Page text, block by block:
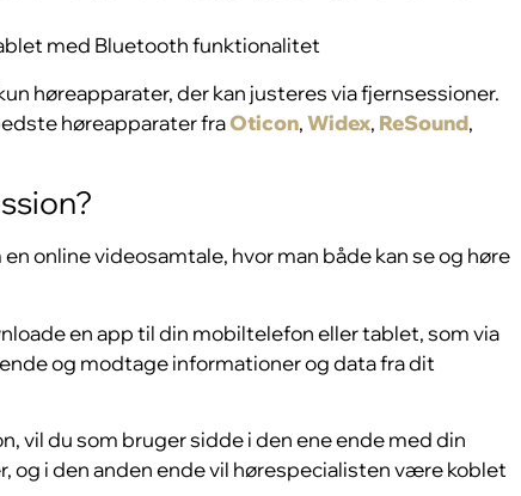
med Bluetooth funktionalitet
høreapparater, der kan justeres via fjernsessioner.
høreapparater fraOticon,Widex, ReSound,
online videosamtale, hvor man både kan se og høre
en app til din mobiltelefon eller tablet, som via
og modtage informationer og data fra dit
vil du som bruger sidde i den ene ende med din
og i den anden ende vil hørespecialisten være koblet